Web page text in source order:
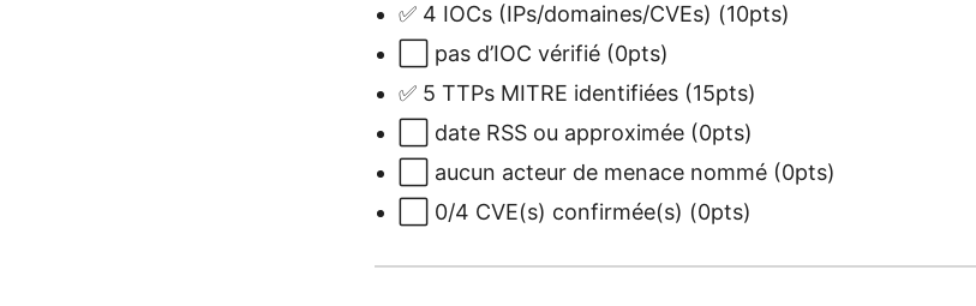
✅ 4 IOCs (IPs/domaines/CVEs) (10pts)
⬜ pas d’IOC vérifié (0pts)
✅ 5 TTPs MITRE identifiées (15pts)
⬜ date RSS ou approximée (0pts)
⬜ aucun acteur de menace nommé (0pts)
⬜ 0/4 CVE(s) confirmée(s) (0pts)